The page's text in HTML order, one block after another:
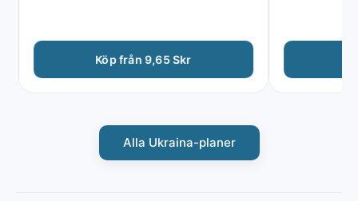
Köp från 9,65 Skr
Alla Ukraina-planer